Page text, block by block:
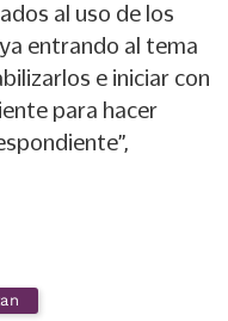
al uso de los
entrando al tema
e iniciar con
para hacer